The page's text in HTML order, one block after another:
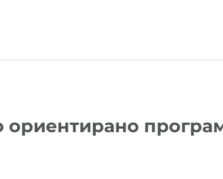
ориентирано